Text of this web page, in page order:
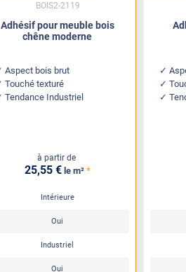
Adhésif pour meuble bois
chêne moderne
Aspect bois brut
Touché texturé
Tendance Industriel
à partir de
25,55 € le m² *
Intérieure
Oui
Industriel
Oui
BOIS2-2119